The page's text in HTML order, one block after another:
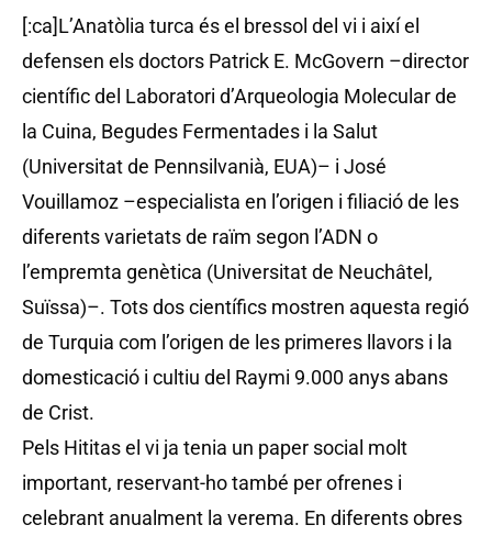
[:ca]L’Anatòlia turca és el bressol del vi i així el
defensen els doctors Patrick E. McGovern –director
científic del Laboratori d’Arqueologia Molecular de
la Cuina, Begudes Fermentades i la Salut
(Universitat de Pennsilvanià, EUA)– i José
Vouillamoz –especialista en l’origen i filiació de les
diferents varietats de raïm segon l’ADN o
l’empremta genètica (Universitat de Neuchâtel,
Suïssa)–. Tots dos científics mostren aquesta regió
de Turquia com l’origen de les primeres llavors i la
domesticació i cultiu del Raymi 9.000 anys abans
de Crist.
Pels Hititas el vi ja tenia un paper social molt
important, reservant-ho també per ofrenes i
celebrant anualment la verema. En diferents obres